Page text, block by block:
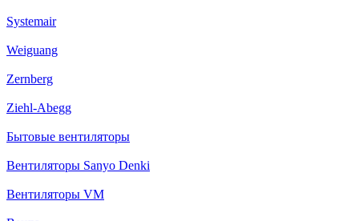
Systemair
Weiguang
Zernberg
Ziehl-Abegg
Бытовые вентиляторы
Вентиляторы Sanyo Denki
Вентиляторы VM